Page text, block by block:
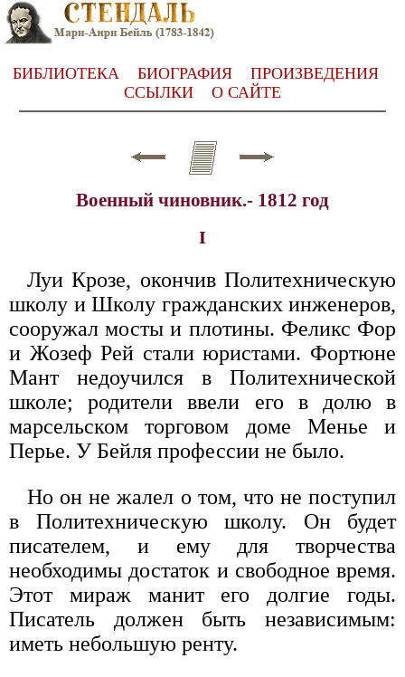
БИБЛИОТЕКА БИОГРАФИЯ
ПРОИЗВЕДЕНИЯ
ССЫЛКИ
О САЙТЕ
Военный чиновник.- 1812 год
I
Луи Крозе, окончив Политехническую
школу и Школу гражданских инженеров,
сооружал мосты и плотины. Феликс Фор
и Жозеф Рей стали юристами. Фортюне
Мант недоучился в Политехнической
школе; родители ввели его в долю в
марсельском торговом доме Менье и
Перье. У Бейля профессии не было.
Но он не жалел о том, что не поступил
в Политехническую школу. Он будет
писателем, и ему для творчества
необходимы достаток и свободное время.
Этот мираж манит его долгие годы.
Писатель должен быть независимым:
иметь небольшую ренту.